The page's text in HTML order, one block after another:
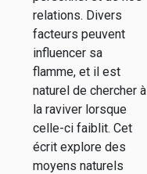
relations. Divers
facteurs peuvent
influencer sa
flamme, et il est
naturel de chercher à
la raviver lorsque
celle-ci faiblit. Cet
écrit explore des
moyens naturels